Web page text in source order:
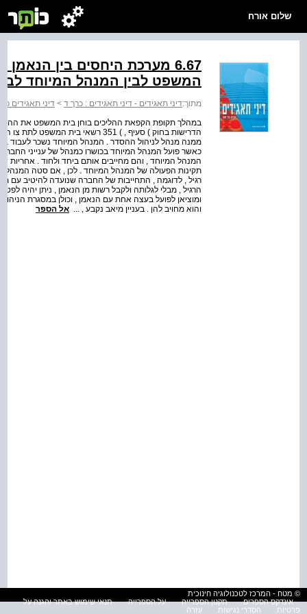
שלום אורח
6.67 מערכת היחסים בין
המשפט לבין המנהל המיוחד
מתוך:דיני תאגידים - דיני תאגידים : כרך ד > דיני תאגידים
במהלך תקופת הקפאת ההליכים בוחן בית המשפט את
הדרישות בחוק ) סעיף , ) 351
ממנה מנהל לניהול ההסדר . המנהל המיוחד נשכר לעבוד
כאשר פועל המנהל המיוחד בכושרו כמנהל של ענייני
תקינות הפעולה של המנהל המיוחד . לכן , אם סטה המנהל
רגיל , לדוגמה , התחייבות של החברה שנועדה להיטיב עם
הרגיל , מבלי לגלותה ולקבל רשות מן הנאמן , ניתן יהיה
ומוציאן לפועל בעצה אחת עם הנאמן , וכולן במסגרת
והוא מחויב להן . בעניין מיאב נקבע , ... אל הספר
© מטח - המרכז לטכנולוגיה חינוכית
אינדקס הספרים
תקנון הספרייה על הספרייה
תנאי שימוש באתר והגנה על
פרטיות
הסדרי נגישות עזרה